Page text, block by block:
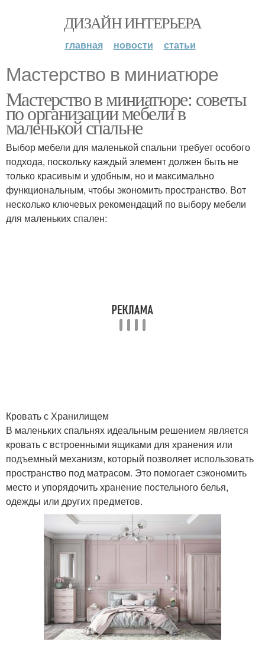
ДИЗАЙН ИНТЕРЬЕРА
главная новости статьи
Мастерство в миниатюре
Мастерство в миниатюре: советы
по организации мебели в
маленькой спальне
Выбор мебели для маленькой спальни требует особого
подхода, поскольку каждый элемент должен быть не
только красивым и удобным, но и максимально
функциональным, чтобы экономить пространство. Вот
несколько ключевых рекомендаций по выбору мебели
для маленьких спален:
Кровать с Хранилищем
В маленьких спальнях идеальным решением является
кровать с встроенными ящиками для хранения или
подъемный механизм, который позволяет использовать
пространство под матрасом. Это помогает сэкономить
место и упорядочить хранение постельного белья,
одежды или других предметов.